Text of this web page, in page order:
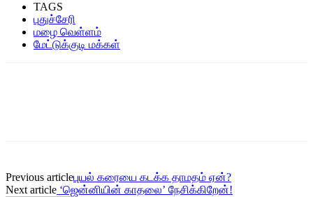
TAGS
புதுச்சேரி
மழை வெள்ளம்
மேட்டுக்குடி மக்கள்
Previous articleபுயல் கரையை கடக்க தாமதம் ஏன்?
Next article ‘ஜென்னியின் காதலை’ நேசிக்கிறேன்!